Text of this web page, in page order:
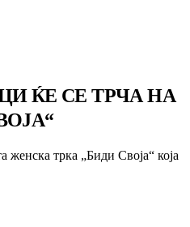
ЌЕ СЕ ТРЧА НА
трка „Биди Своја“ која